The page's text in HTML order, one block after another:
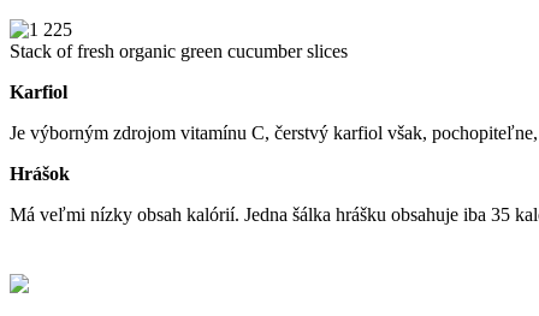
Stack of fresh organic green cucumber slices
Karfiol
Je výborným zdrojom vitamínu C, čerstvý karfiol však,
Hrášok
Má veľmi nízky obsah kalórií. Jedna šálka hrášku obsahuje iba 35